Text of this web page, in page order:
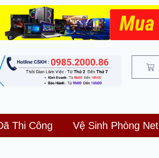
Cart
Thi Công Vệ Sinh Phòng Net